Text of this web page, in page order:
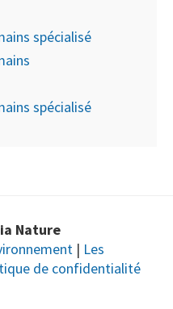
spécialisé
spécialisé
Nature
| Les
de confidentialité